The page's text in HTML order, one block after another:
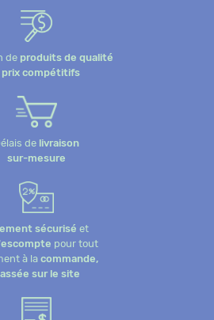
de produits de qualité
prix compétitifs
de livraison
sur-mesure
sécurisé et
pour tout
à la commande,
sur le site